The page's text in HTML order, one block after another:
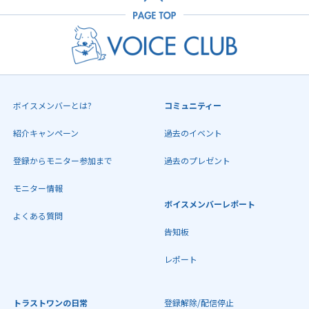
ボイスメンバーとは?
紹介キャンペーン
登録からモニター参加まで
モニター情報
よくある質問
コミュニティー
過去のイベント
過去のプレゼント
ボイスメンバーレポート
告知板
レポート
トラストワンの日常 登録解除/配信停止